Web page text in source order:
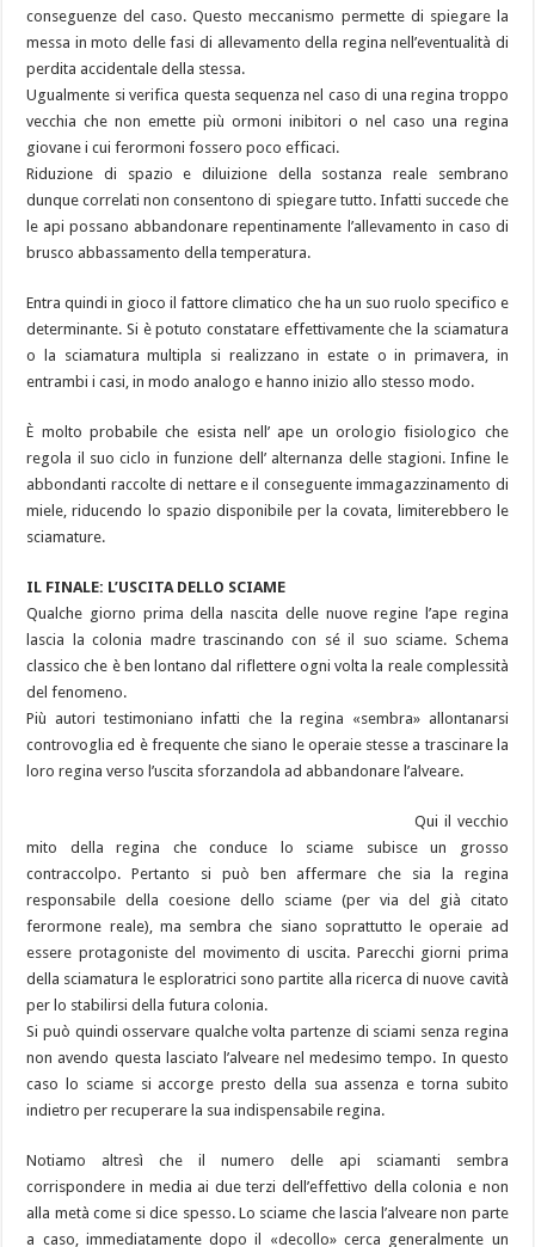
conseguenze del caso. Questo meccanismo permette di spiegare la
messa in moto delle fasi di allevamento della regina nell’eventualità di
perdita accidentale della stessa.
Ugualmente si verifica questa sequenza nel caso di una regina troppo
vecchia che non emette più ormoni inibitori o nel caso una regina
giovane i cui ferormoni fossero poco efficaci.
Riduzione di spazio e diluizione della sostanza reale sembrano
dunque correlati non consentono di spiegare tutto. Infatti succede che
le api possano abbandonare repentinamente l’allevamento in caso di
brusco abbassamento della temperatura.
Entra quindi in gioco il fattore climatico che ha un suo ruolo specifico e
determinante. Si è potuto constatare effettivamente che la sciamatura
o la sciamatura multipla si realizzano in estate o in primavera, in
entrambi i casi, in modo analogo e hanno inizio allo stesso modo.
È molto probabile che esista nell’ ape un orologio fisiologico che
regola il suo ciclo in funzione dell’ alternanza delle stagioni. Infine le
abbondanti raccolte di nettare e il conseguente immagazzinamento di
miele, riducendo lo spazio disponibile per la covata, limiterebbero le
sciamature.
IL FINALE: L’USCITA DELLO SCIAME
Qualche giorno prima della nascita delle nuove regine l’ape regina
lascia la colonia madre trascinando con sé il suo sciame. Schema
classico che è ben lontano dal riflettere ogni volta la reale complessità
del fenomeno.
Più autori testimoniano infatti che la regina «sembra» allontanarsi
controvoglia ed è frequente che siano le operaie stesse a trascinare la
loro regina verso l’uscita sforzandola ad abbandonare l’alveare.
Qui il vecchio
mito della regina che conduce lo sciame subisce un grosso
contraccolpo. Pertanto si può ben affermare che sia la regina
responsabile della coesione dello sciame (per via del già citato
ferormone reale), ma sembra che siano soprattutto le operaie ad
essere protagoniste del movimento di uscita. Parecchi giorni prima
della sciamatura le esploratrici sono partite alla ricerca di nuove cavità
per lo stabilirsi della futura colonia.
Si può quindi osservare qualche volta partenze di sciami senza regina
non avendo questa lasciato l’alveare nel medesimo tempo. In questo
caso lo sciame si accorge presto della sua assenza e torna subito
indietro per recuperare la sua indispensabile regina.
Notiamo altresì che il numero delle api sciamanti sembra
corrispondere in media ai due terzi dell’effettivo della colonia e non
alla metà come si dice spesso. Lo sciame che lascia l’alveare non parte
a caso, immediatamente dopo il «decollo» cerca generalmente un